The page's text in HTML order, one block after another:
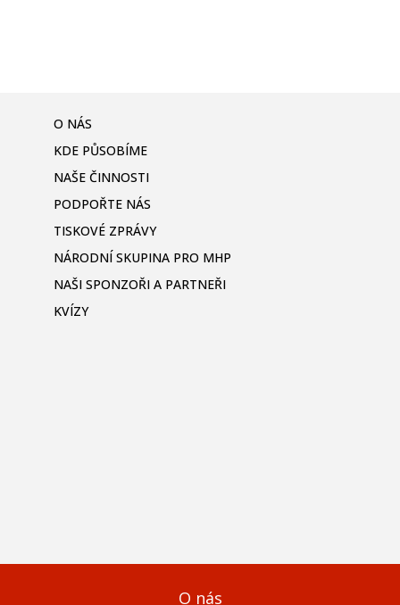
O NÁS
KDE PŮSOBÍME
NAŠE ČINNOSTI
PODPOŘTE NÁS
TISKOVÉ ZPRÁVY
NÁRODNÍ SKUPINA PRO MHP
NAŠI SPONZOŘI A PARTNEŘI
KVÍZY
O nás